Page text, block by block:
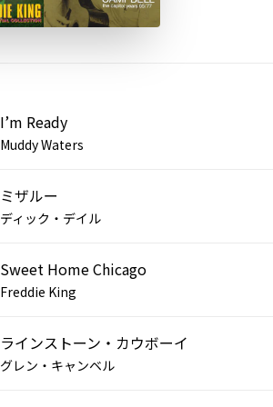
I’m Ready
Muddy Waters
ミザルー
ディック・デイル
Sweet Home Chicago
Freddie King
ラインストーン・カウボーイ
グレン・キャンベル